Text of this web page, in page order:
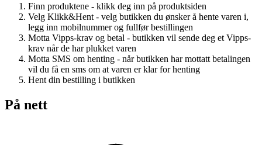
Finn produktene - klikk deg inn på produktsiden
Velg Klikk&Hent - velg butikken du ønsker å hente varen i,
legg inn mobilnummer og fullfør bestillingen
Motta Vipps-krav og betal - butikken vil sende deg et Vipps-
krav når de har plukket varen
Motta SMS om henting - når butikken har mottatt betalingen
vil du få en sms om at varen er klar for henting
Hent din bestilling i butikken
På nett